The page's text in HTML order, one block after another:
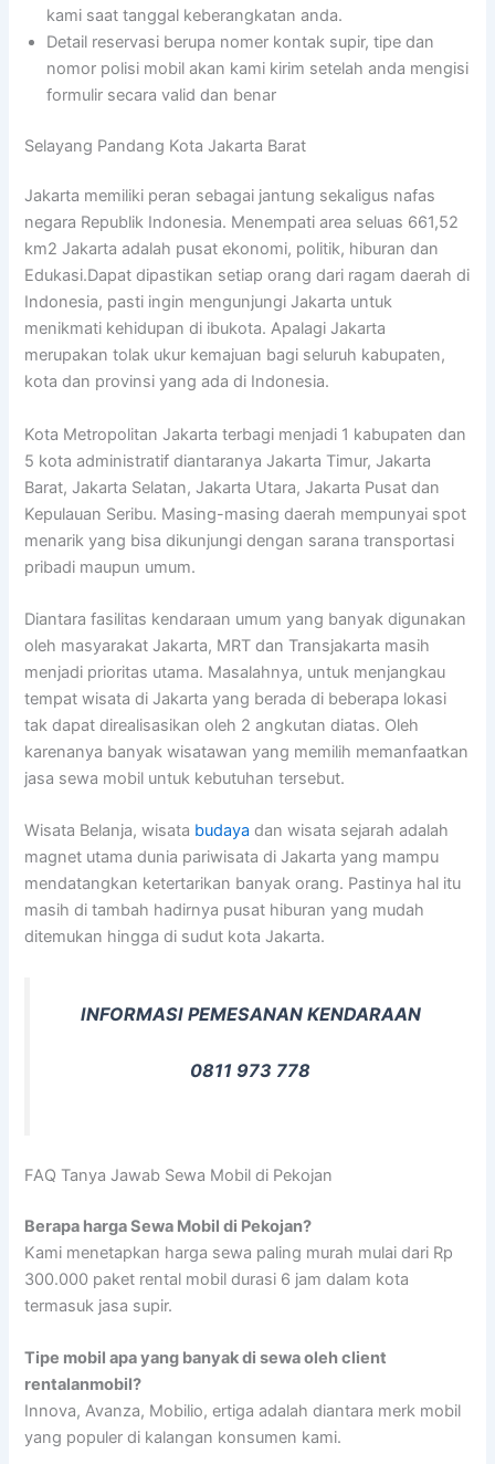
kami saat tanggal keberangkatan anda.
Detail reservasi berupa nomer kontak supir, tipe dan
nomor polisi mobil akan kami kirim setelah anda mengisi
formulir secara valid dan benar
Selayang Pandang Kota Jakarta Barat
Jakarta memiliki peran sebagai jantung sekaligus nafas
negara Republik Indonesia. Menempati area seluas 661,52
km2 Jakarta adalah pusat ekonomi, politik, hiburan dan
Edukasi.Dapat dipastikan setiap orang dari ragam daerah di
Indonesia, pasti ingin mengunjungi Jakarta untuk
menikmati kehidupan di ibukota. Apalagi Jakarta
merupakan tolak ukur kemajuan bagi seluruh kabupaten,
kota dan provinsi yang ada di Indonesia.
Kota Metropolitan Jakarta terbagi menjadi 1 kabupaten dan
5 kota administratif diantaranya Jakarta Timur, Jakarta
Barat, Jakarta Selatan, Jakarta Utara, Jakarta Pusat dan
Kepulauan Seribu. Masing-masing daerah mempunyai spot
menarik yang bisa dikunjungi dengan sarana transportasi
pribadi maupun umum.
Diantara fasilitas kendaraan umum yang banyak digunakan
oleh masyarakat Jakarta, MRT dan Transjakarta masih
menjadi prioritas utama. Masalahnya, untuk menjangkau
tempat wisata di Jakarta yang berada di beberapa lokasi
tak dapat direalisasikan oleh 2 angkutan diatas. Oleh
karenanya banyak wisatawan yang memilih memanfaatkan
jasa sewa mobil untuk kebutuhan tersebut.
Wisata Belanja, wisata budaya dan wisata sejarah adalah
magnet utama dunia pariwisata di Jakarta yang mampu
mendatangkan ketertarikan banyak orang. Pastinya hal itu
masih di tambah hadirnya pusat hiburan yang mudah
ditemukan hingga di sudut kota Jakarta.
INFORMASI PEMESANAN KENDARAAN
0811 973 778
FAQ Tanya Jawab Sewa Mobil di Pekojan
Berapa harga Sewa Mobil di Pekojan?
Kami menetapkan harga sewa paling murah mulai dari Rp
300.000 paket rental mobil durasi 6 jam dalam kota
termasuk jasa supir.
Tipe mobil apa yang banyak di sewa oleh client
rentalanmobil?
Innova, Avanza, Mobilio, ertiga adalah diantara merk mobil
yang populer di kalangan konsumen kami.